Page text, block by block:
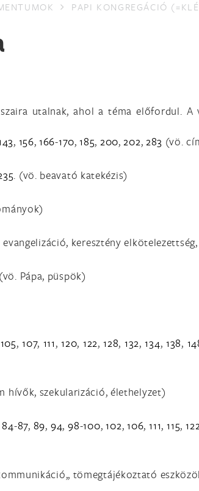
PAPI KONGREGÁCIÓ
utalnak, ahol a téma előfordul.
, 156,166-170,185, 200,202, 283 (vö.
. (vö. beavató katekézis)
evangelizáció, keresztény
(vö. Pápa, püspök)
105,107, 111,120, 122,128, 132,134,138,
hívők, szekularizáció, élethelyzet)
84-87, 89,94,98-100,102,106,111,115,
tömegtájékoztató